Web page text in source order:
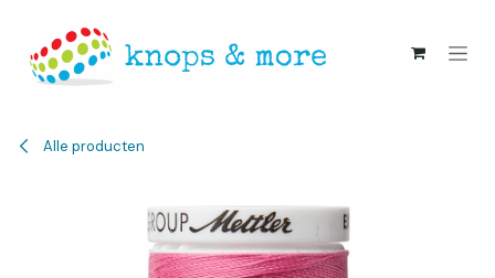
Alle producten